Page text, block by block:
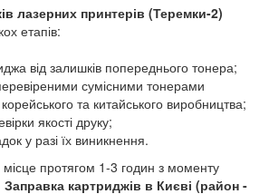
Биківня
Гідропарк
Червоний хутір
Русанівські сади
Бортничі
Петропавлівська
Софіївська Борщагівка
лазерних принтерів (Теремки-2)
етапів:
від залишків попереднього тонера;
сумісними тонерами
та китайського виробництва;
якості друку;
у разі їх виникнення.
протягом 1-3 годин з моменту
Заправка картриджів в Києві (район -